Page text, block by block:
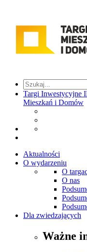
Targi Inwestycyjne
Mieszkań i Domów
Aktualności
O wydarzeniu
O
O nas
Dla zwiedzających
Ważne